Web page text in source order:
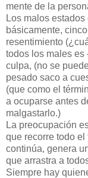
mente de la
Los malos
básicamente,
resentimiento
todos los males es
culpa, (no se
pesado saco a
(que como el
a ocuparse antes
malgastarlo.)
La preocupación
que recorre todo
continúa, genera
que arrastra a
Siempre hay